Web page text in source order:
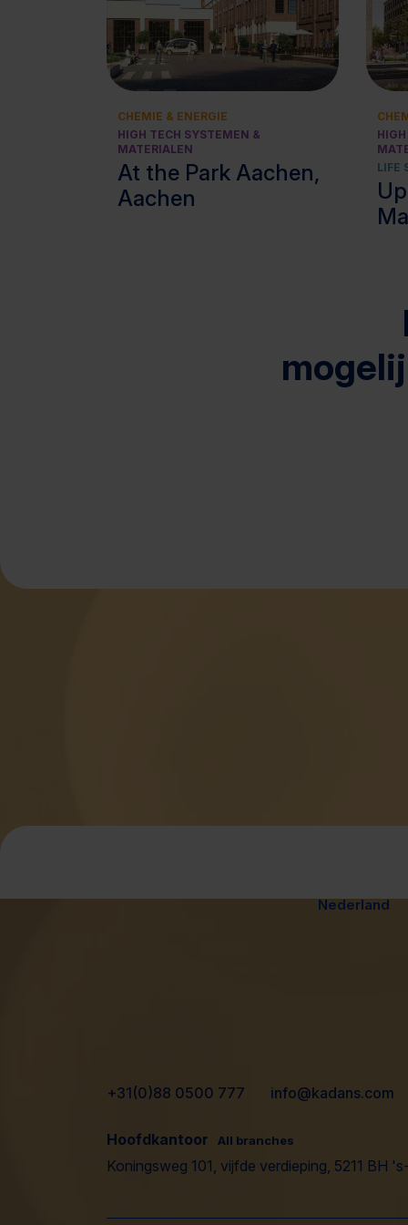
Bekijk cluster
CHEMIE & ENERGIE
HIGH TECH SYSTEMEN &
MATERIALEN
At the Park Aachen,
Aachen
LIFE
Nederland
+31(0)88 0500 777 info@kadans.com
Hoofdkantoor All branches
Koningsweg 101, vijfde verdieping, 5211 BH